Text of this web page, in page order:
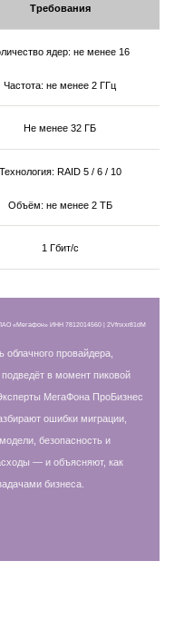
Требования
ядер: не менее 16
Частота: не менее 2 ГГц
Не менее 32 ГБ
Технология: RAID 5 / 6 / 10
Объём: не менее 2 ТБ
1 Гбит/с
«Мегафон» ИНН 7812014560 | 2Vfnxxr81dM
облачного провайдера,
в момент пиковой
МегаФона ПроБизнес
ошибки миграции,
безопасность и
— и объясняют, как
бизнеса.